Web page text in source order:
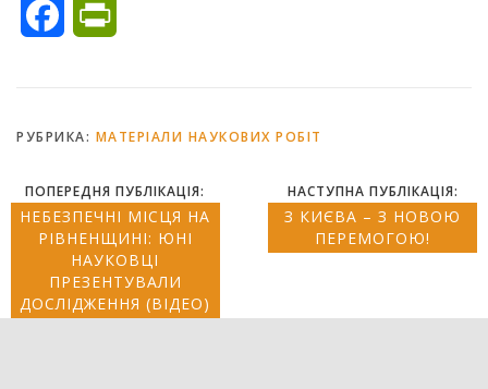
Facebook
РУБРИКА: МАТЕРІАЛИ НАУКОВИХ РОБІТ
ПОПЕРЕДНЯ ПУБЛІКАЦІЯ:
НЕБЕЗПЕЧНІ МІСЦЯ НА
РІВНЕНЩИНІ: ЮНІ
НАУКОВЦІ
ПРЕЗЕНТУВАЛИ
ДОСЛІДЖЕННЯ (ВІДЕО)
НАСТУПНА ПУБЛІКАЦІЯ:
З КИЄВА – З НОВОЮ
ПЕРЕМОГОЮ!